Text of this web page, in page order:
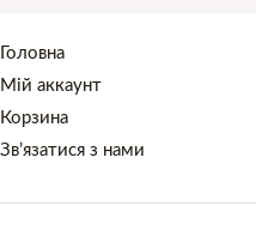
Головна
Мій аккаунт
Корзина
Зв’язатися з нами